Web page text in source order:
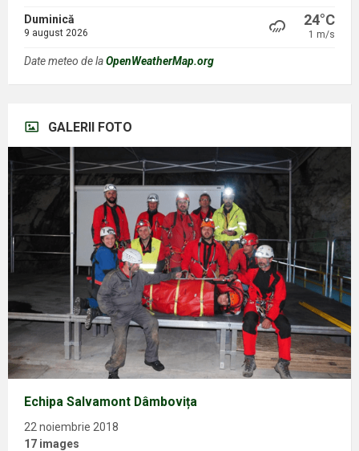
Duminică
9 august 2026
24°C
1 m/s
Date meteo de laOpenWeatherMap.org
GALERII FOTO
Echipa Salvamont Dâmbovița
22 noiembrie 2018
17 images